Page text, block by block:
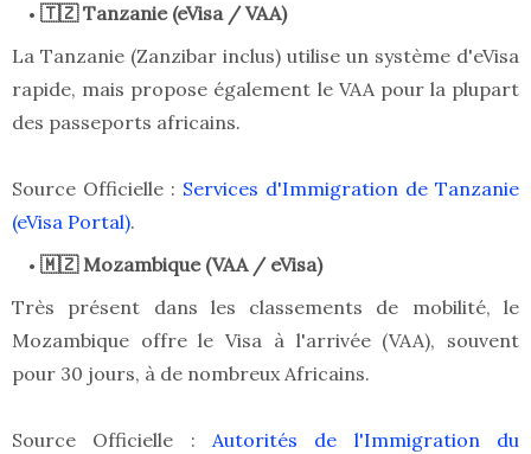
🇹🇿 Tanzanie (eVisa / VAA)
La Tanzanie (Zanzibar inclus) utilise un système d'eVisa
rapide, mais propose également le VAA pour la plupart
des passeports africains.
Source Officielle : Services d'Immigration de Tanzanie
(eVisa Portal).
🇲🇿 Mozambique (VAA / eVisa)
Très présent dans les classements de mobilité, le
Mozambique offre le Visa à l'arrivée (VAA), souvent
pour 30 jours, à de nombreux Africains.
Source Officielle : Autorités de l'Immigration du